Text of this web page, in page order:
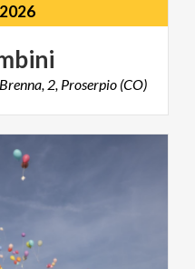
Brenna, 2, Proserpio (CO)